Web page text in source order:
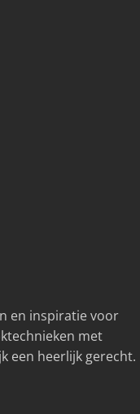
en inspiratie voor
met
een heerlijk gerecht.